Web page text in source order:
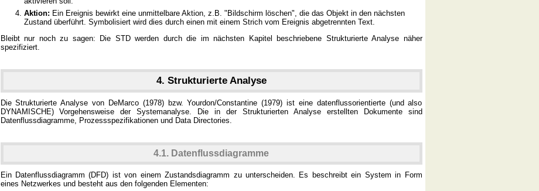
Aktion: Ein Ereignis bewirkt eine unmittelbare Aktion, z.B. "Bildschirm löschen", die das Objekt in den nächsten
Zustand überführt. Symbolisiert wird dies durch einen mit einem Strich vom Ereignis abgetrennten Text.
Bleibt nur noch zu sagen: Die STD werden durch die im nächsten Kapitel beschriebene Strukturierte Analyse näher
spezifiziert.
4. Strukturierte Analyse
Die Strukturierte Analyse von DeMarco (1978) bzw. Yourdon/Constantine (1979) ist eine datenflussorientierte (und also
DYNAMISCHE) Vorgehensweise der Systemanalyse. Die in der Strukturierten Analyse erstellten Dokumente sind
Datenflussdiagramme, Prozessspezifikationen und Data Directories.
4.1. Datenflussdiagramme
Ein Datenflussdiagramm (DFD) ist von einem Zustandsdiagramm zu unterscheiden. Es beschreibt ein System in Form
eines Netzwerkes und besteht aus den folgenden Elementen: